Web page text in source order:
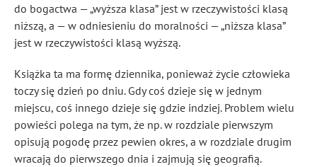
do bogactwa — „wyższa klasa” jest w rzeczywistości klasą
niższą, a — w odniesieniu do moralności — „niższa klasa”
jest w rzeczywistości klasą wyższą.
Książka ta ma formę dziennika, ponieważ życie człowieka
toczy się dzień po dniu. Gdy coś dzieje się w jednym
miejscu, coś innego dzieje się gdzie indziej. Problem wielu
powieści polega na tym, że np. w rozdziale pierwszym
opisują pogodę przez pewien okres, a w rozdziale drugim
wracają do pierwszego dnia i zajmują się geografią.